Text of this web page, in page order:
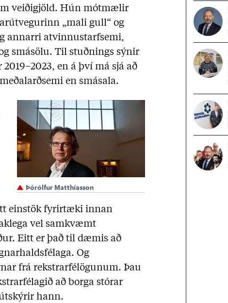
veiðigjöld. Hún mótmælir
„mali gull“ og
annarri atvinnustarfsemi,
smásölu. Til stuðnings sýnir
en á því má sjá að
en smásala.
Þórólfur Matthíasson
einstök fyrirtæki innan
vel samkvæmt
Eitt er það til dæmis að
Og
frá rekstrarfélögunum. Þau
að borga stórar
hann.